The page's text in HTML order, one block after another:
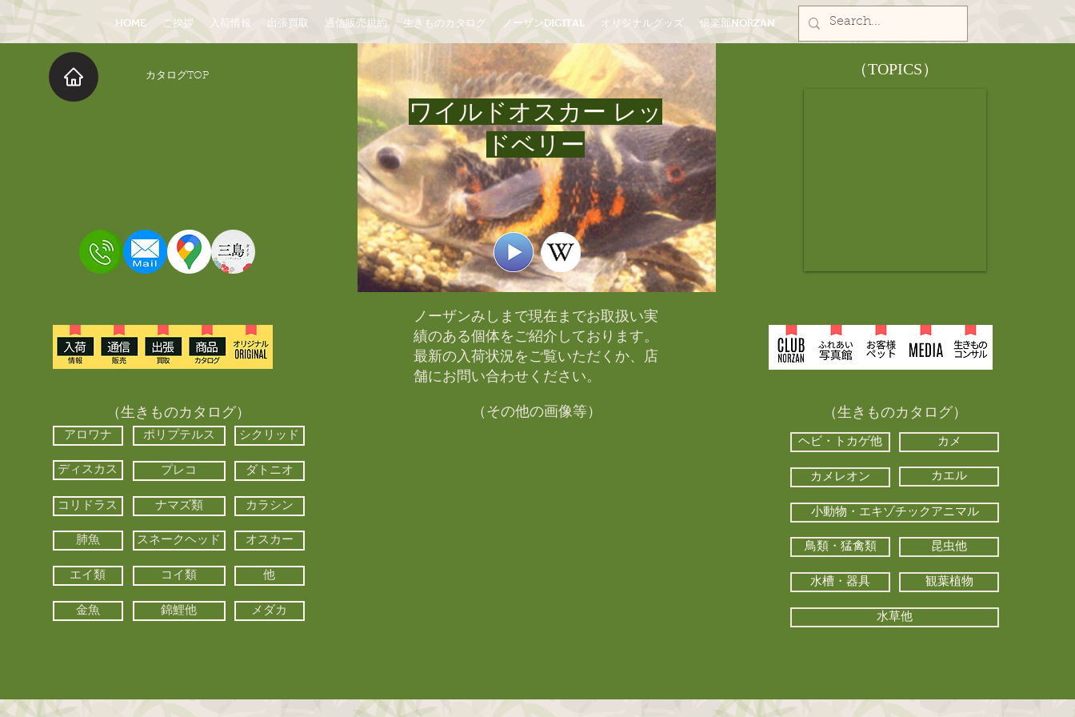
HOME ご挨拶 入荷情報 出張買取 通信販売規約 生きものカタログ ノーザンDIGITAL オリジナルグッズ 倶楽部NORZAN
​カタログTOP
ワイルドオスカー レッ
ドベリー
​（TOPICS）
（生きものカタログ）
アロワナ ポリプテルス シクリッド
ディスカス プレコ ダトニオ
コリドラス ナマズ類 カラシン
肺魚 スネークヘッド オスカー
エイ類 コイ類 他
金魚 錦鯉他 メダカ
ノーザンみしまで現在までお取扱い実
績のある個体をご紹介しております。​
最新の入荷状況をご覧いただくか、店
舗にお問い合わせください。​
（その他の画像等） （生きものカタログ）
ヘビ・トカゲ他 カメ
カメレオン カエル
小動物・エキゾチックアニマル
鳥類・猛禽類 昆虫他
水槽・器具 観葉植物
水草他